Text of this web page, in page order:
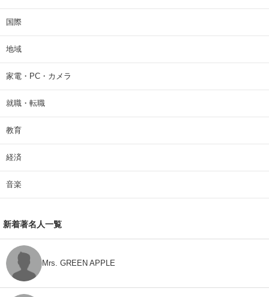
国際
地域
家電・PC・カメラ
就職・転職
教育
経済
音楽
新着著名人一覧
Mrs. GREEN APPLE